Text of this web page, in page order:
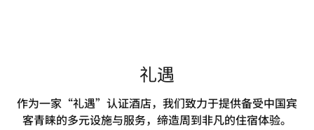
礼遇
作为一家“礼遇”认证酒店，我们致力于提供备受中国宾
客青睐的多元设施与服务，缔造周到非凡的住宿体验。